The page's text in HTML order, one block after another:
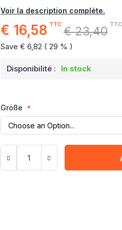
Voir la description complète.
Special
€ 16,58 TTC € 23,40 TTC
Save € 6,82 ( 29 % )
Disponibilité : In stock
Größe